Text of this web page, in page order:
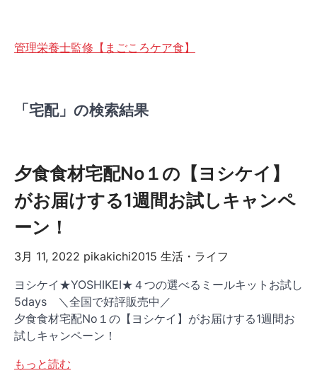
管理栄養士監修【まごころケア食】
「宅配」の検索結果
夕食食材宅配No１の【ヨシケイ】
がお届けする1週間お試しキャンペ
ーン！
3月 11, 2022 pikakichi2015 生活・ライフ
ヨシケイ★YOSHIKEI★４つの選べるミールキットお試し
5days ＼全国で好評販売中／
夕食食材宅配No１の【ヨシケイ】がお届けする1週間お
試しキャンペーン！
もっと読む